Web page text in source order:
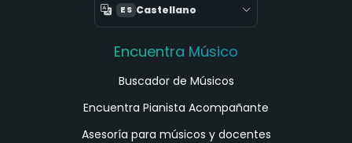
ES Castellano
Encuentra Músico
Buscador de Músicos
Encuentra Pianista Acompañante
Asesoría para músicos y docentes